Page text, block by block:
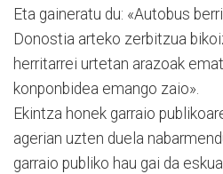
Eta gaineratu du: «Autobus
Donostia arteko zerbitzua
herritarrei urtetan arazoak
konponbidea emango zaio».
Ekintza honek garraio
agerian uzten duela
garraio publiko hau gai da